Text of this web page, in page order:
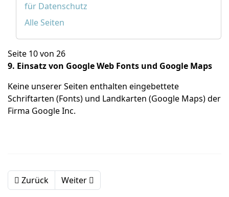
für Datenschutz
Alle Seiten
Seite 10 von 26
9. Einsatz von Google Web Fonts und Google Maps
Keine unserer Seiten enthalten eingebettete
Schriftarten (Fonts) und Landkarten (Google Maps) der
Firma Google Inc.
Zurück Weiter